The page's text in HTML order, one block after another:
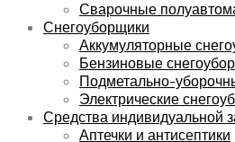
Сварочные
Снегоуборщики
Аккумуляторные
Бензиновые
Подметально-
Электрические
Средства индивидуальной
Аптечки и антисептики